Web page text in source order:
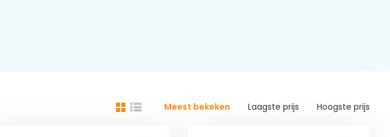
Meest bekeken Laagste prijs Hoogste prijs